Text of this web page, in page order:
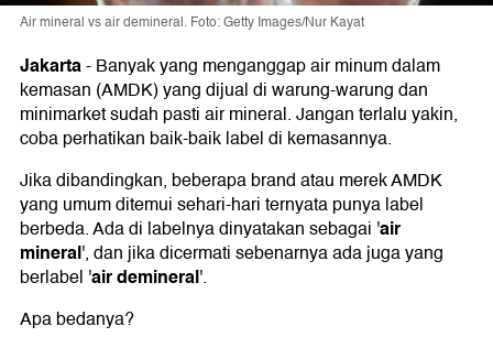
Air mineral vs air demineral. Foto: Getty Images/Nur Kayat
Jakarta-Banyak yang menganggap air minum dalam
kemasan (AMDK) yang dijual di warung-warung dan
minimarket sudah pasti air mineral. Jangan terlalu yakin,
coba perhatikan baik-baik label di kemasannya.
Jika dibandingkan, beberapa brand atau merek AMDK
yang umum ditemui sehari-hari ternyata punya label
berbeda. Ada di labelnya dinyatakan sebagai 'air
mineral', dan jika dicermati sebenarnya ada juga yang
berlabel 'air demineral'.
Apa bedanya?